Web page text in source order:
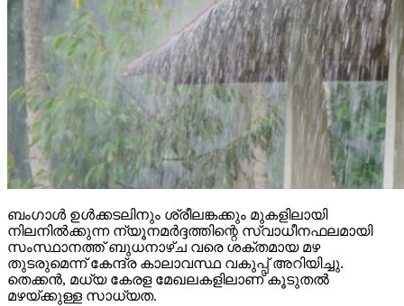
ബംഗാള്‍ ഉള്‍ക്കടലിനും ശ്രീലങ്കക്കും മുകളിലായി
നിലനില്‍ക്കുന്ന ന്യൂനമര്‍ദ്ദത്തിന്റെ സ്വാധീനഫലമായി
സംസ്ഥാനത്ത് ബുധനാഴ്ച വരെ ശക്തമായ മഴ
തുടരുമെന്ന് കേന്ദ്ര കാലാവസ്ഥ വകുപ്പ് അറിയിച്ചു.
തെക്കന്‍, മധ്യ കേരള മേഖലകളിലാണ് കൂടുതല്‍
മഴയ്ക്കുള്ള സാധ്യത.